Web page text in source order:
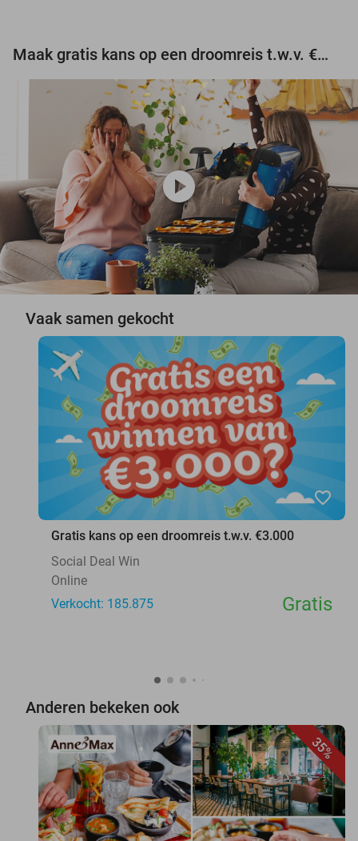
Maak gratis kans op een droomreis t.w.v. €3.000!
play_circle
Vaak samen gekocht
favorite_border
Gratis kans op een droomreis t.w.v. €3.000
Social Deal Win
Online
Verkocht: 185.875
Gratis
Anderen bekeken ook
35%